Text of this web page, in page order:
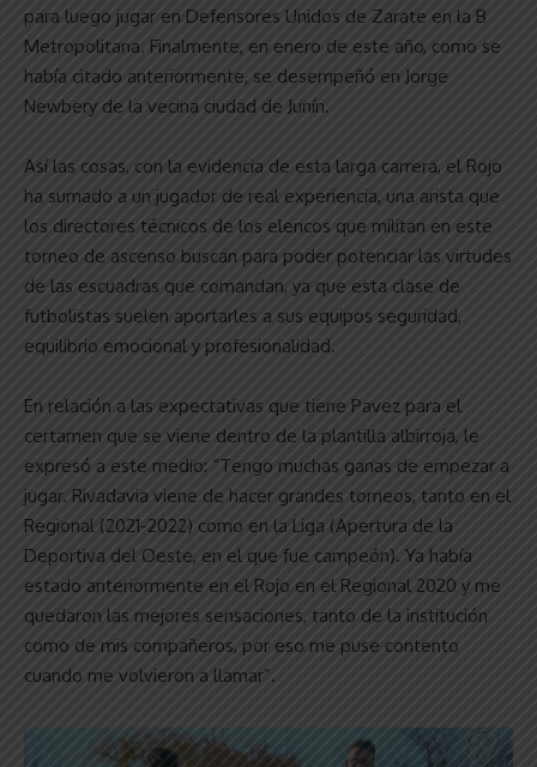
para luego jugar en Defensores Unidos de Zarate en la B
Metropolitana. Finalmente, en enero de este año, como se
había citado anteriormente, se desempeñó en Jorge
Newbery de la vecina ciudad de Junín.
Así las cosas, con la evidencia de esta larga carrera, el Rojo
ha sumado a un jugador de real experiencia, una arista que
los directores técnicos de los elencos que militan en este
torneo de ascenso buscan para poder potenciar las virtudes
de las escuadras que comandan, ya que esta clase de
futbolistas suelen aportarles a sus equipos seguridad,
equilibrio emocional y profesionalidad.
En relación a las expectativas que tiene Pavez para el
certamen que se viene dentro de la plantilla albirroja, le
expresó a este medio: “Tengo muchas ganas de empezar a
jugar. Rivadavia viene de hacer grandes torneos, tanto en el
Regional (2021-2022) como en la Liga (Apertura de la
Deportiva del Oeste, en el que fue campeón). Ya había
estado anteriormente en el Rojo en el Regional 2020 y me
quedaron las mejores sensaciones, tanto de la institución
como de mis compañeros, por eso me puse contento
cuando me volvieron a llamar”.